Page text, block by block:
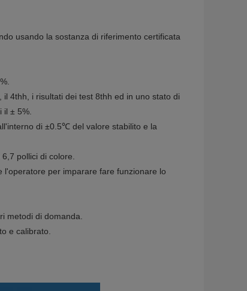
usando la sostanza di riferimento certificata
4thh, i risultati dei test 8thh ed in uno stato di
il ± 5%.
di ±0.5℃ del valore stabilito e la
pollici di colore.
l'operatore per imparare fare funzionare lo
metodi di domanda.
e calibrato.